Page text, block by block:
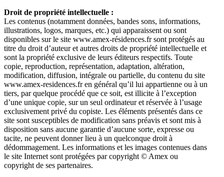
Droit de propriété intellectuelle :
Les contenus (notamment données, bandes sons, informations,
illustrations, logos, marques, etc.) qui apparaissent ou sont
disponibles sur le site www.amex-résidences.fr sont protégés au
titre du droit d’auteur et autres droits de propriété intellectuelle et
sont la propriété exclusive de leurs éditeurs respectifs. Toute
copie, reproduction, représentation, adaptation, altération,
modification, diffusion, intégrale ou partielle, du contenu du site
www.amex-residences.fr en général qu’il lui appartienne ou à un
tiers, par quelque procédé que ce soit, est illicite à l’exception
d’une unique copie, sur un seul ordinateur et réservée à l’usage
exclusivement privé du copiste. Les éléments présentés dans ce
site sont susceptibles de modification sans préavis et sont mis à
disposition sans aucune garantie d’aucune sorte, expresse ou
tacite, ne peuvent donner lieu à un quelconque droit à
dédommagement. Les informations et les images contenues dans
le site Internet sont protégées par copyright © Amex ou
copyright de ses partenaires.